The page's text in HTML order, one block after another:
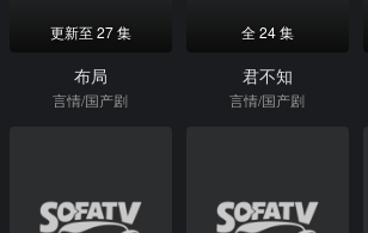
更新至 27 集
布局
言情/国产剧
全 24 集
君不知
言情/国产剧